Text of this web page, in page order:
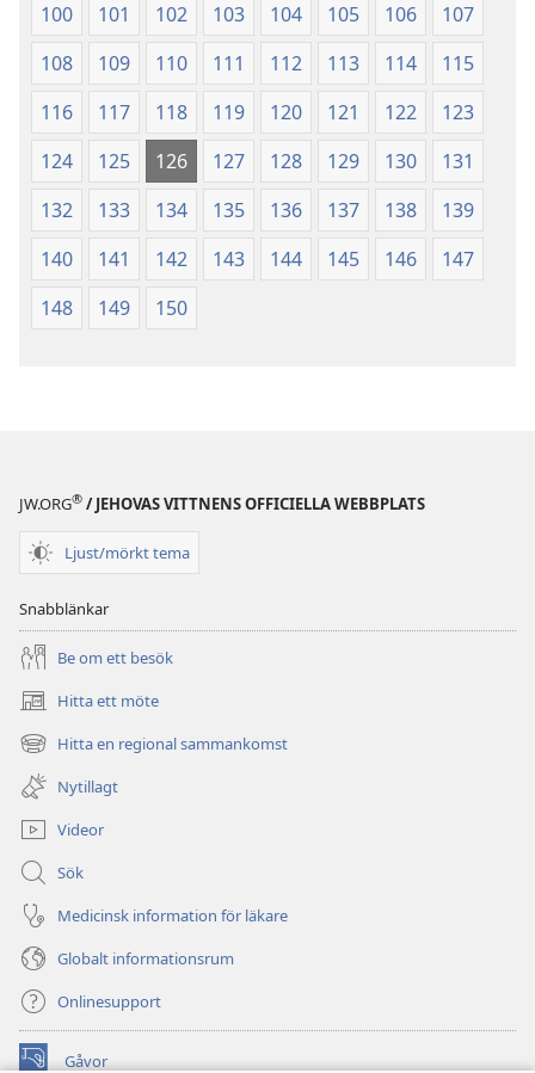
100
101 102 103 104 105 106
107
108
109 110 111 112 113 114
115
116
117 118 119 120 121 122
123
124
125 126 127 128 129 130
131
132
133 134 135 136 137 138
139
140
141 142 143 144 145 146
147
148
149 150
JW.ORG® / JEHOVAS VITTNENS OFFICIELLA WEBBPLATS
Ljust/mörkt tema
Snabblänkar
Be om ett besök
Hitta ett möte
(öppnar
nytt
fönster)
Hitta en regional sammankomst
(öppnar
nytt
fönster)
Nytillagt
Videor
Sök
Medicinsk information för läkare
Globalt informationsrum
Onlinesupport
Gåvor